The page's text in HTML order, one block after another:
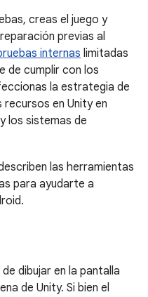
creas el juego y
previas al
internas limitadas
de cumplir con los
la estrategia de
en Unity en
los sistemas de
las herramientas
para ayudarte a
dibujar en la pantalla
de Unity. Si bien el